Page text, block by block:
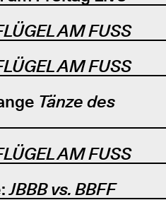
AM FUSS
AM FUSS
Tänze des
AM FUSS
JBBB vs. BBFF